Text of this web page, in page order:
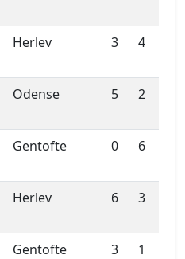
Herlev 3 4
Odense 5 2
Gentofte 0 6
Herlev 6 3
Gentofte 3 1